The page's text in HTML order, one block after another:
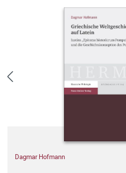
Dagmar Hofmann